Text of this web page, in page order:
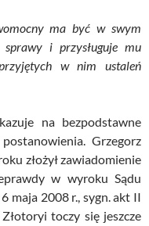
ma być w swym
sprawy i przysługuje mu
w nim ustaleń
na bezpodstawne
Grzegorz
złożył zawiadomienie
w wyroku Sądu
maja 2008 r., sygn. akt II
toczy się jeszcze